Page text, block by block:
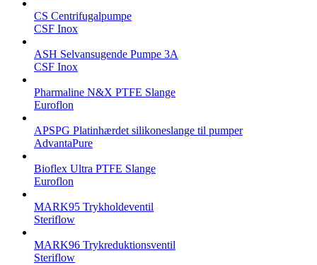
CS Centrifugalpumpe
CSF Inox
ASH Selvansugende Pumpe 3A
CSF Inox
Pharmaline N&X PTFE Slange
Euroflon
APSPG Platinhærdet silikoneslange til pumper
AdvantaPure
Bioflex Ultra PTFE Slange
Euroflon
MARK95 Trykholdeventil
Steriflow
MARK96 Trykreduktionsventil
Steriflow